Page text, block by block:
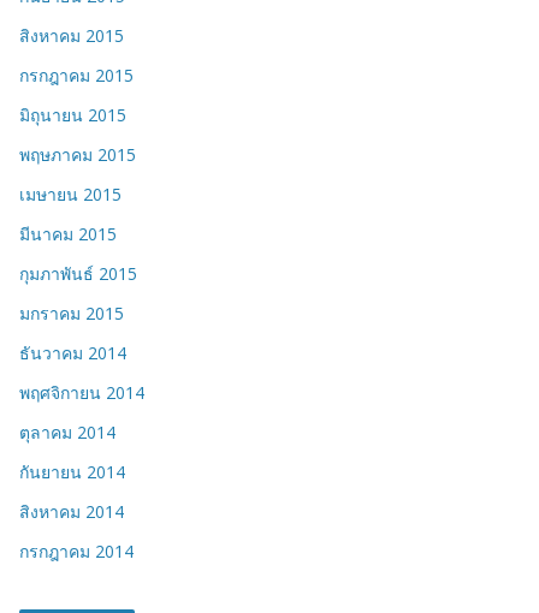
สิงหาคม 2015
กรกฎาคม 2015
มิถุนายน 2015
พฤษภาคม 2015
เมษายน 2015
มีนาคม 2015
กุมภาพันธ์ 2015
มกราคม 2015
ธันวาคม 2014
พฤศจิกายน 2014
ตุลาคม 2014
กันยายน 2014
สิงหาคม 2014
กรกฎาคม 2014